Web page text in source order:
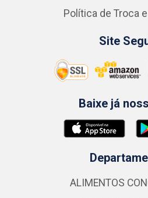
Política de Troca
Site
Baixe já
ALIMENTOS